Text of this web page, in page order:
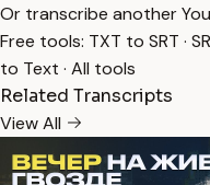
Or transcribe another
Free tools: TXT to SRT ·
to Text · All tools
Related Transcripts
View All